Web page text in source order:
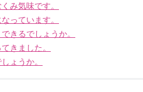
み気味です。
っています。
きるでしょうか。
きました。
ょうか。